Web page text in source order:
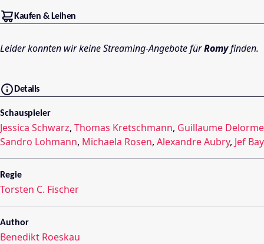
Kaufen & Leihen
Leider konnten wir keine Streaming-Angebote fürRomyfinden.
Details
Schauspieler
Jessica Schwarz, Thomas Kretschmann, Guillaume Delorme
Sandro Lohmann, Michaela Rosen, Alexandre Aubry, Jef
Regie
Torsten C. Fischer
Author
Benedikt Roeskau